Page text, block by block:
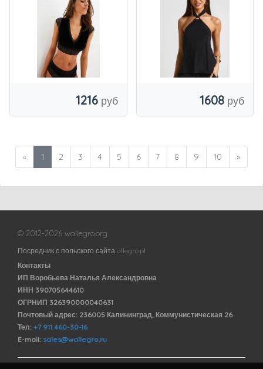
1216
СВОБОДНЫЙ,
EARBY BOOHOO 36
1608
« 1 2 3 4 5 6 7 8 9 10 »
© 2012-2026 wallegro.org
Посредник с польского сайта allegro.pl
Контакты
ИП Воробьева Наталья Александровна
ИНН 390705644610
ОГРНИП 326390000040631
Почтовый адрес: 236005 Калининград, Коммунистическая 26
Тел: +7 911 460-30-16
E-mail: sales@wallegro.ru